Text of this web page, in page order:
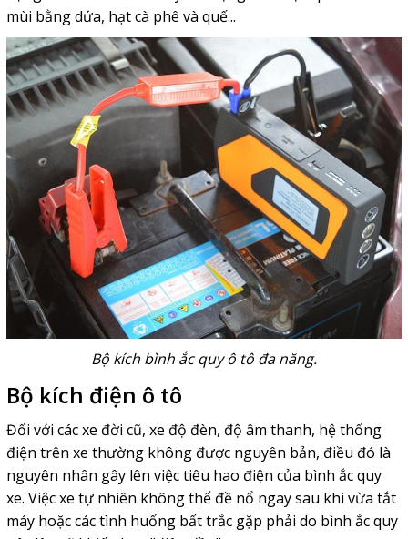
mùi bằng dứa, hạt cà phê và quế...
Bộ kích bình ắc quy ô tô đa năng.
Bộ kích điện ô tô
Đối với các xe đời cũ, xe độ đèn, độ âm thanh, hệ thống
điện trên xe thường không được nguyên bản, điều đó là
nguyên nhân gây lên việc tiêu hao điện của bình ắc quy
xe. Việc xe tự nhiên không thể đề nổ ngay sau khi vừa tắt
máy hoặc các tình huống bất trắc gặp phải do bình ắc quy